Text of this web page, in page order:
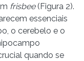
frisbee(Figura 2).
essenciais
o cerebelo e o
quando se